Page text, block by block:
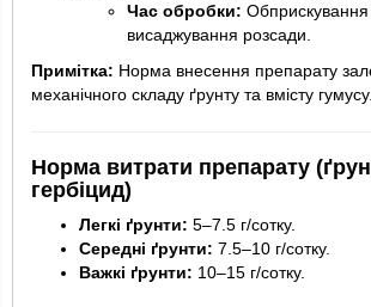
Час обробки: Обприскування
висаджування розсади.
Примітка: Норма внесення препарату
механічного складу ґрунту та вмісту гумусу.
Норма витрати препарату
гербіцид)
Легкі ґрунти: 5–7.5 г/сотку.
Середні ґрунти: 7.5–10 г/сотку.
Важкі ґрунти: 10–15 г/сотку.